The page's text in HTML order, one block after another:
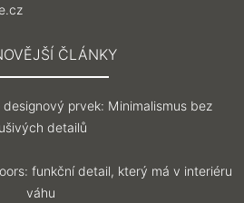
ČLÁNKY
prvek: Minimalismus bez
detailů
funkční detail, který má v interiéru
váhu